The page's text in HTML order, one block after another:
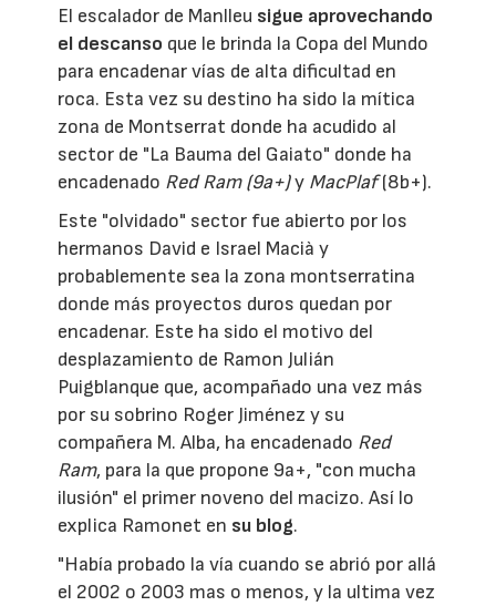
El escalador de Manlleu sigue aprovechando
el descanso que le brinda la Copa del Mundo
para encadenar vías de alta dificultad en
roca. Esta vez su destino ha sido la mítica
zona de Montserrat donde ha acudido al
sector de "La Bauma del Gaiato" donde ha
encadenado Red Ram (9a+)y MacPlaf(8b+).
Este "olvidado" sector fue abierto por los
hermanos David e Israel Macià y
probablemente sea la zona montserratina
donde más proyectos duros quedan por
encadenar. Este ha sido el motivo del
desplazamiento de Ramon Julián
Puigblanque que, acompañado una vez más
por su sobrino Roger Jiménez y su
compañera M. Alba, ha encadenado Red
Ram, para la que propone 9a+, "con mucha
ilusión" el primer noveno del macizo. Así lo
explica Ramonet en su blog.
"Había probado la vía cuando se abrió por allá
el 2002 o 2003 mas o menos, y la ultima vez